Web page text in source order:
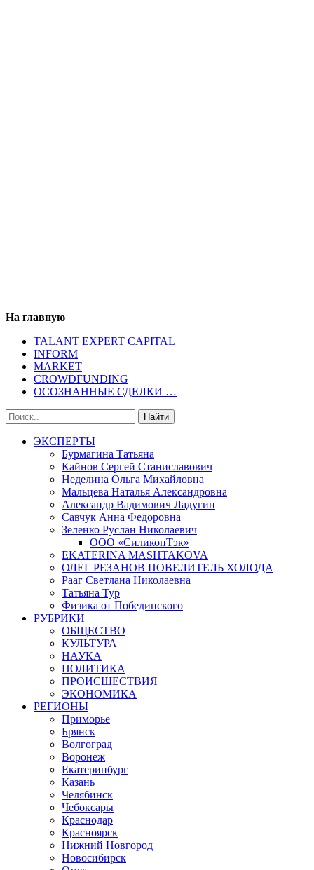
На главную
TALANT EXPERT CAPITAL
INFORM
MARKET
CROWDFUNDING
ОСОЗНАННЫЕ СДЕЛКИ …
ЭКСПЕРТЫ
Бурмагина Татьяна
Кайнов Сергей Станиславович
Неделина Ольга Михайловна
Мальцева Наталья Александровна
Александр Вадимович Ладугин
Савчук Анна Федоровна
Зеленко Руслан Николаевич
ООО «СиликонТэк»
EKATERINA MASHTAKOVA
ОЛЕГ РЕЗАНОВ ПОВЕЛИТЕЛЬ ХОЛОДА
Рааг Светлана Николаевна
Татьяна Тур
Физика от Побединского
РУБРИКИ
ОБЩЕСТВО
КУЛЬТУРА
НАУКА
ПОЛИТИКА
ПРОИСШЕСТВИЯ
ЭКОНОМИКА
РЕГИОНЫ
Приморье
Брянск
Волгоград
Воронеж
Екатеринбург
Казань
Челябинск
Чебоксары
Краснодар
Красноярск
Нижний Новгород
Новосибирск